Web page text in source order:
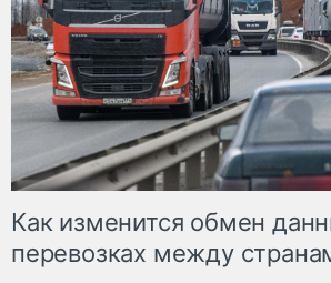
Как изменится обмен
перевозках между